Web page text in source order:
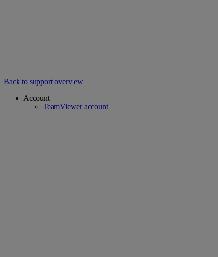
Back to support overview
Account
TeamViewer account